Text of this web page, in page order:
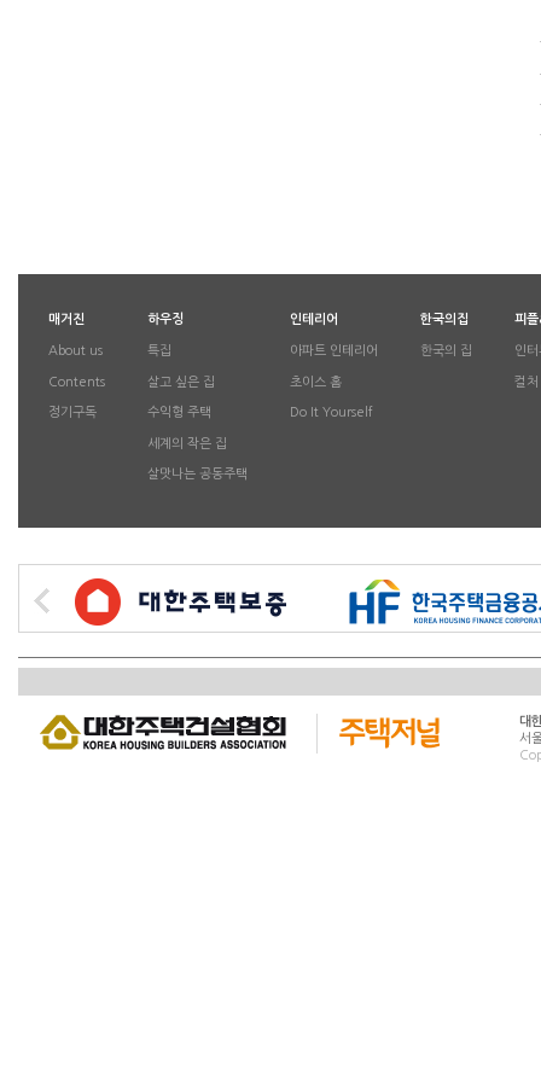
매거진
About us
Contents
정기구독
하우징
특집
살고 싶은 집
수익형 주택
세계의 작은 집
살맛나는 공동주택
인테리어
아파트 인테리어
초이스 홈
Do It Yourself
한국의집
한국의 집
피
인터
컬처
대
서